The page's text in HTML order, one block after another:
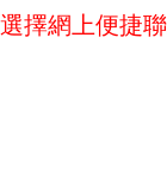
選擇網上便捷聯